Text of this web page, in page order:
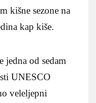
kišne sezone na
kap kiše.
jedna od sedam
UNESCO
veleljepni